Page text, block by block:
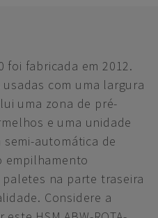
foi fabricada em 2012.
com uma largura
uma zona de pré-
e uma unidade
automática de
empilhamento
na parte traseira
Considere a